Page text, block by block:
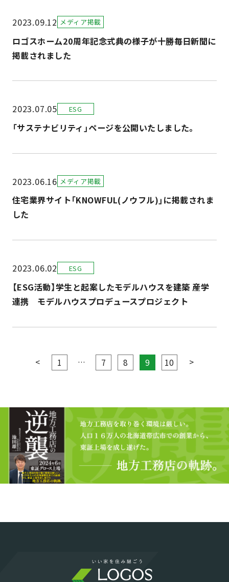
2023.09.12 メディア掲載
ロゴスホーム20周年記念式典の様子が十勝毎日新聞に
掲載されました
2023.07.05 ESG
「サステナビリティ」ページを公開いたしました。
2023.06.16 メディア掲載
住宅業界サイト「KNOWFUL(ノウフル)」に掲載されま
した
2023.06.02 ESG
【ESG活動】学生と起案したモデルハウスを建築 産学
連携 モデルハウスプロデュースプロジェクト
< 1 … 7 8 9 10 >